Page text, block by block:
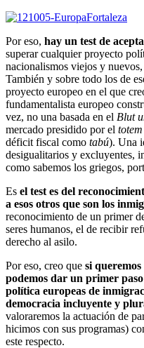
Por eso, hay un test de
superar cualquier proyecto
nacionalismos viejos y
También y sobre todo los de
proyecto europeo en el que
fundamentalista europeo
vez, no una basada en el Blut
mercado presidido por el totem
déficit fiscal como tabú). Una
desigualitarios y excluyentes,
como sabemos los griegos,
Es el test es del
a esos otros que son los
reconocimiento de un primer
seres humanos, el de recibir
derecho al asilo.
Por eso, creo que si
podemos dar un primer
política europeas de
democracia incluyente y
valoraremos la actuación de
hicimos con sus programas)
este respecto.